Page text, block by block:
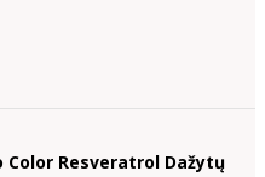
Color Resveratrol Dažytų